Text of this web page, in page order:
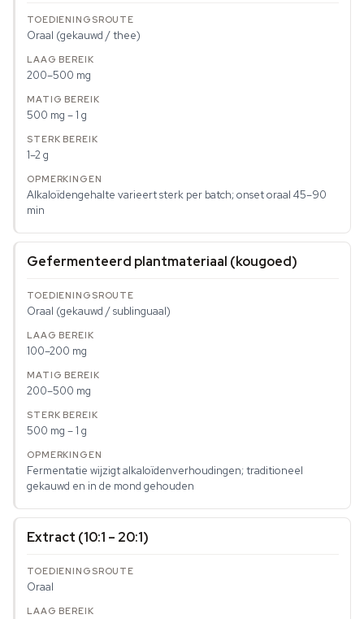
Oraal (gekauwd / thee)
200–500 mg
500 mg – 1 g
1–2 g
Alkaloïdengehalte varieert sterk per batch; onset oraal 45–90
min
Gefermenteerd plantmateriaal (kougoed)
Oraal (gekauwd / sublinguaal)
100–200 mg
200–500 mg
500 mg – 1 g
Fermentatie wijzigt alkaloïdenverhoudingen; traditioneel
gekauwd en in de mond gehouden
Extract (10:1 – 20:1)
Oraal